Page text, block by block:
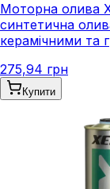
Моторна олива
синтетична
керамічними та
275,94 грн
Купити